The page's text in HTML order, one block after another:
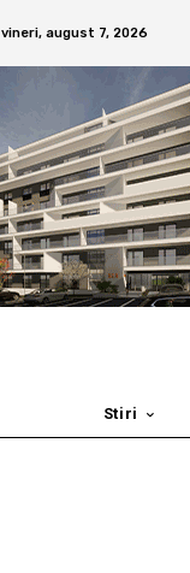
vineri, august 7, 2026
Stiri